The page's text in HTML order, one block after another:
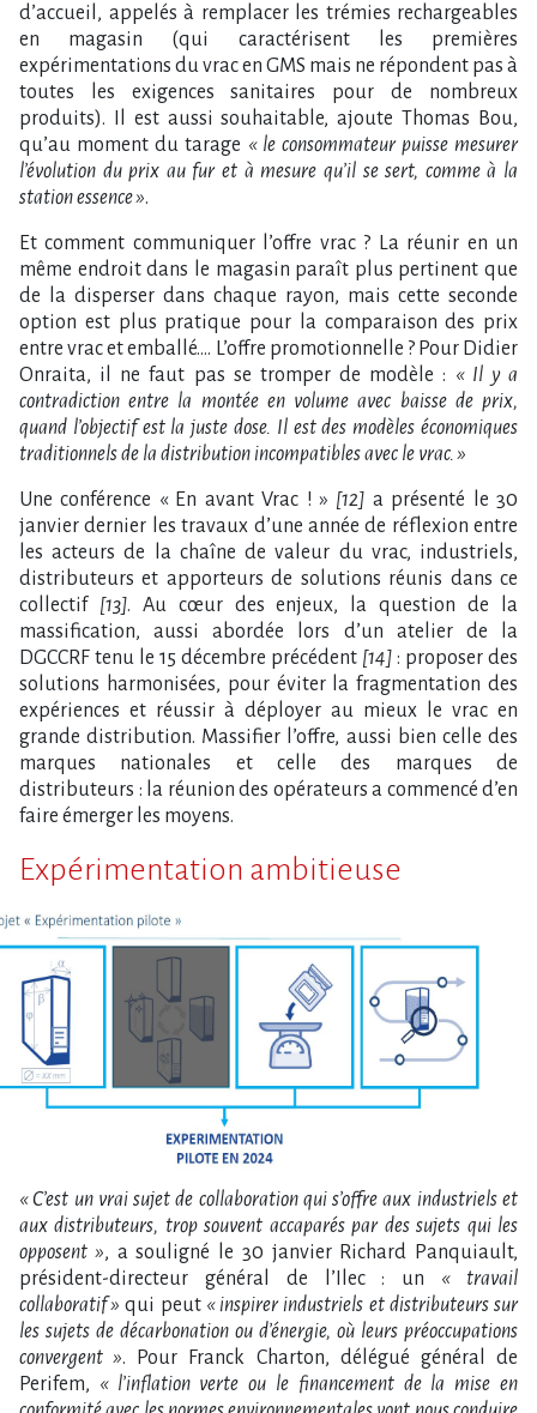
d’accueil, appelés à remplacer les trémies rechargeables
en magasin (qui caractérisent les premières
expérimentations du vrac en GMS mais ne répondent pas à
toutes les exigences sanitaires pour de nombreux
produits). Il est aussi souhaitable, ajoute Thomas Bou,
qu’au moment du tarage « le consommateur puisse mesurer
l’évolution du prix au fur et à mesure qu’il se sert, comme à la
station essence ».
Et comment communiquer l’offre vrac ? La réunir en un
même endroit dans le magasin paraît plus pertinent que
de la disperser dans chaque rayon, mais cette seconde
option est plus pratique pour la comparaison des prix
entre vrac et emballé…. L’offre promotionnelle ? Pour Didier
Onraita, il ne faut pas se tromper de modèle : « Il y a
contradiction entre la montée en volume avec baisse de prix,
quand l’objectif est la juste dose. Il est des modèles économiques
traditionnels de la distribution incompatibles avec le vrac. »
Une conférence « En avant Vrac ! » [12] a présenté le 30
janvier dernier les travaux d’une année de réflexion entre
les acteurs de la chaîne de valeur du vrac, industriels,
distributeurs et apporteurs de solutions réunis dans ce
collectif [13]. Au cœur des enjeux, la question de la
massification, aussi abordée lors d’un atelier de la
DGCCRF tenu le 15 décembre précédent [14] : proposer des
solutions harmonisées, pour éviter la fragmentation des
expériences et réussir à déployer au mieux le vrac en
grande distribution. Massifier l’offre, aussi bien celle des
marques nationales et celle des marques de
distributeurs : la réunion des opérateurs a commencé d’en
faire émerger les moyens.
Expérimentation ambitieuse
« C’est un vrai sujet de collaboration qui s’offre aux industriels et
aux distributeurs, trop souvent accaparés par des sujets qui les
opposent », a souligné le 30 janvier Richard Panquiault,
président-directeur général de l’Ilec : un « travail
collaboratif »qui peut « inspirer industriels et distributeurs sur
les sujets de décarbonation ou d’énergie, où leurs préoccupations
convergent ». Pour Franck Charton, délégué général de
Perifem, « l’inflation verte ou le financement de la mise en